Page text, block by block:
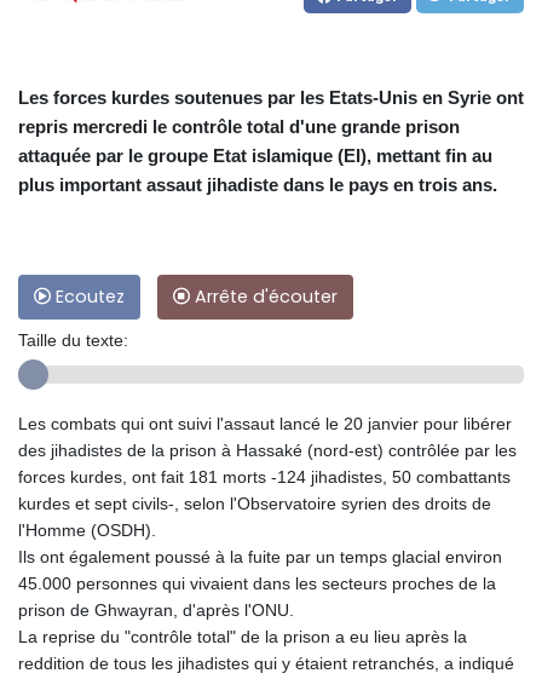
Les forces kurdes soutenues par les Etats-Unis en Syrie ont
repris mercredi le contrôle total d'une grande prison
attaquée par le groupe Etat islamique (EI), mettant fin au
plus important assaut jihadiste dans le pays en trois ans.
Ecoutez Arrête d'écouter
Taille du texte:
Les combats qui ont suivi l'assaut lancé le 20 janvier pour libérer
des jihadistes de la prison à Hassaké (nord-est) contrôlée par les
forces kurdes, ont fait 181 morts -124 jihadistes, 50 combattants
kurdes et sept civils-, selon l'Observatoire syrien des droits de
l'Homme (OSDH).
Ils ont également poussé à la fuite par un temps glacial environ
45.000 personnes qui vivaient dans les secteurs proches de la
prison de Ghwayran, d'après l'ONU.
La reprise du "contrôle total" de la prison a eu lieu après la
reddition de tous les jihadistes qui y étaient retranchés, a indiqué